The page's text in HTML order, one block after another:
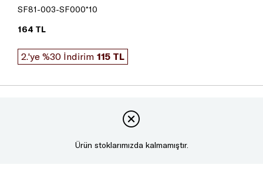
SF81-003-SF000*10
164 TL
2.'ye %30 İndirim 115 TL
Ürün stoklarımızda kalmamıştır.